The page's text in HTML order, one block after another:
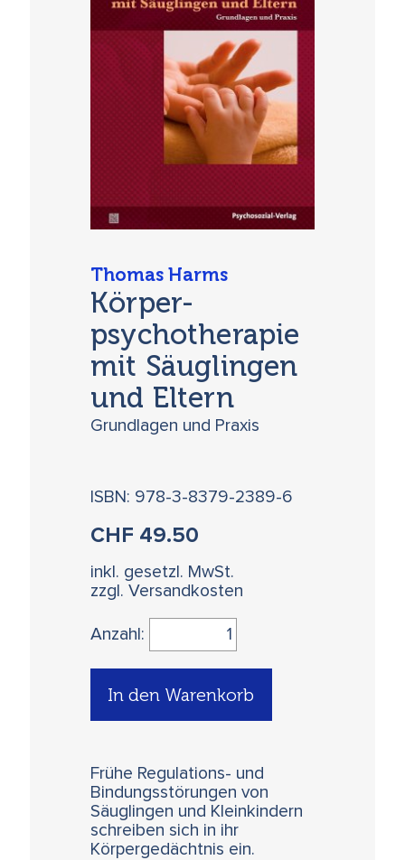
Thomas Harms
Körper-
psychotherapie
mit Säuglingen
und Eltern
Grundlagen und Praxis
ISBN: 978-3-8379-2389-6
CHF 49.50
inkl. gesetzl. MwSt.
zzgl. Versandkosten
Anzahl:
In den Warenkorb
Frühe Regulations- und
Bindungsstörungen von
Säuglingen und Kleinkindern
schreiben sich in ihr
Körpergedächtnis ein.